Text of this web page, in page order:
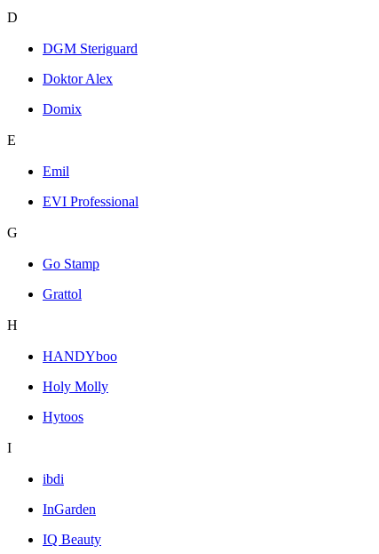
D
DGM Steriguard
Doktor Alex
Domix
E
Emil
EVI Professional
G
Go Stamp
Grattol
H
HANDYboo
Holy Molly
Hytoos
I
ibdi
InGarden
IQ Beauty